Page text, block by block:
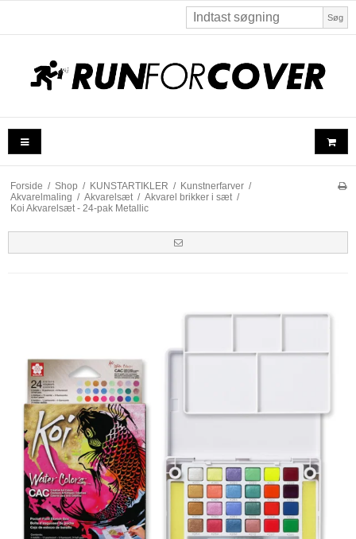
Søg
Forside / Shop / KUNSTARTIKLER / Kunstnerfarver /
Akvarelmaling / Akvarelsæt / Akvarel brikker i sæt /
Koi Akvarelsæt - 24-pak Metallic